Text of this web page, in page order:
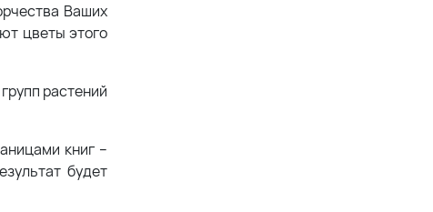
Ваших
цветы этого
растений
книг –
будет